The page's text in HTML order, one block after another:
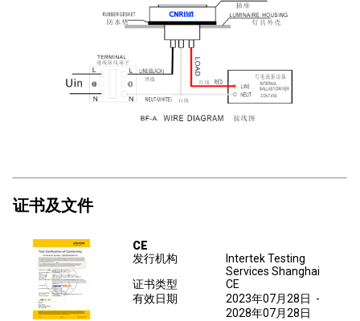
证书及文件
CE
发行机构
lntertek Testing
Services Shanghai
证书类型
CE
有效日期
2023年07月28日 -
2028年07月28日